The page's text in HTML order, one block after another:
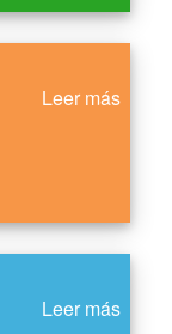
Leer más
Leer más